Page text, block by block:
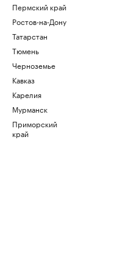
Пермский край
Ростов-на-Дону
Татарстан
Тюмень
Черноземье
Кавказ
Карелия
Мурманск
Приморский
край